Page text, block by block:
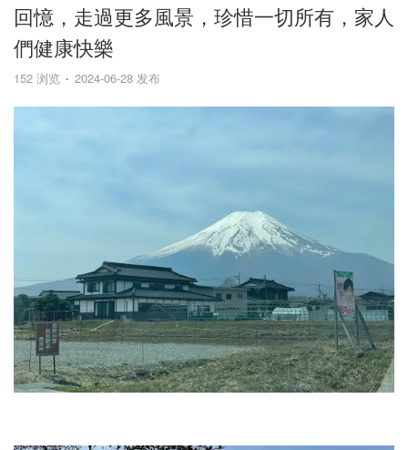
回憶，走過更多風景，珍惜一切所有，家人
們健康快樂
152 浏览 2024-06-28 发布